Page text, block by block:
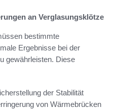
an Verglasungsklötze
bestimmte
Ergebnisse bei der
gewährleisten. Diese
der Stabilität
von Wärmebrücken